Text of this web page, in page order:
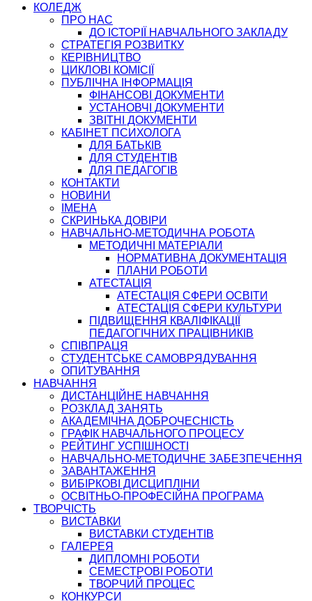
КОЛЕДЖ
ПРО НАС
ДО ІСТОРІЇ НАВЧАЛЬНОГО ЗАКЛАДУ
СТРАТЕГІЯ РОЗВИТКУ
КЕРІВНИЦТВО
ЦИКЛОВІ КОМІСІЇ
ПУБЛІЧНА ІНФОРМАЦІЯ
ФІНАНСОВІ ДОКУМЕНТИ
УСТАНОВЧІ ДОКУМЕНТИ
ЗВІТНІ ДОКУМЕНТИ
КАБІНЕТ ПСИХОЛОГА
ДЛЯ БАТЬКІВ
ДЛЯ СТУДЕНТІВ
ДЛЯ ПЕДАГОГІВ
КОНТАКТИ
НОВИНИ
ІМЕНА
СКРИНЬКА ДОВІРИ
НАВЧАЛЬНО-МЕТОДИЧНА РОБОТА
МЕТОДИЧНІ МАТЕРІАЛИ
НОРМАТИВНА ДОКУМЕНТАЦІЯ
ПЛАНИ РОБОТИ
АТЕСТАЦІЯ
АТЕСТАЦІЯ СФЕРИ ОСВІТИ
АТЕСТАЦІЯ СФЕРИ КУЛЬТУРИ
ПІДВИЩЕННЯ КВАЛІФІКАЦІЇ
ПЕДАГОГІЧНИХ ПРАЦІВНИКІВ
СПІВПРАЦЯ
СТУДЕНТСЬКЕ САМОВРЯДУВАННЯ
ОПИТУВАННЯ
НАВЧАННЯ
ДИСТАНЦІЙНЕ НАВЧАННЯ
РОЗКЛАД ЗАНЯТЬ
АКАДЕМІЧНА ДОБРОЧЕСНІСТЬ
ГРАФІК НАВЧАЛЬНОГО ПРОЦЕСУ
РЕЙТИНГ УСПІШНОСТІ
НАВЧАЛЬНО-МЕТОДИЧНЕ ЗАБЕЗПЕЧЕННЯ
ЗАВАНТАЖЕННЯ
ВИБІРКОВІ ДИСЦИПЛІНИ
ОСВІТНЬО-ПРОФЕСІЙНА ПРОГРАМА
ТВОРЧІСТЬ
ВИСТАВКИ
ВИСТАВКИ СТУДЕНТІВ
ГАЛЕРЕЯ
ДИПЛОМНІ РОБОТИ
СЕМЕСТРОВІ РОБОТИ
ТВОРЧИЙ ПРОЦЕС
КОНКУРСИ